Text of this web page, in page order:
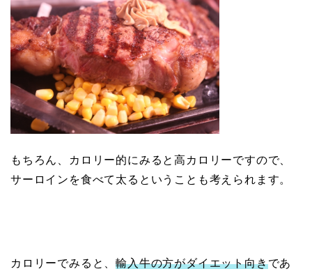
もちろん、カロリー的にみると高カロリーですので、
サーロインを食べて太るということも考えられます。
カロリーでみると、輸入牛の方がダイエット向きであ